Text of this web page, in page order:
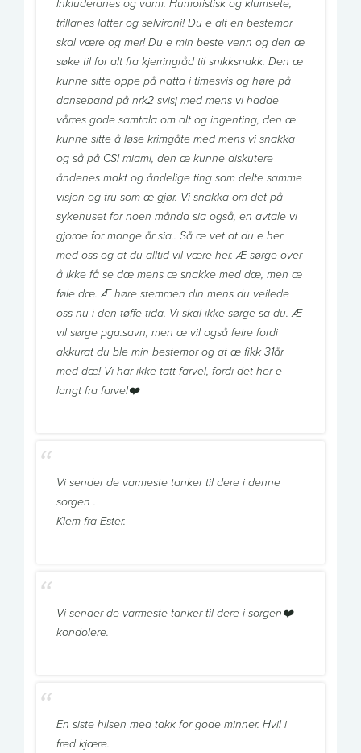
Inkluderanes og varm. Humoristisk og klumsete,
trillanes latter og selvironi! Du e alt en bestemor
skal være og mer! Du e min beste venn og den æ
søke til for alt fra kjerringråd til snikksnakk. Den æ
kunne sitte oppe på natta i timesvis og høre på
danseband på nrk2 svisj med mens vi hadde
vårres gode samtala om alt og ingenting, den æ
kunne sitte å løse krimgåte med mens vi snakka
og så på CSI miami, den æ kunne diskutere
åndenes makt og åndelige ting som delte samme
visjon og tru som æ gjør. Vi snakka om det på
sykehuset for noen månda sia også, en avtale vi
gjorde for mange år sia.. Så æ vet at du e her
med oss og at du alltid vil være her. Æ sørge over
å ikke få se dæ mens æ snakke med dæ, men æ
føle dæ. Æ høre stemmen din mens du veilede
oss nu i den tøffe tida. Vi skal ikke sørge sa du. Æ
vil sørge pga.savn, men æ vil også feire fordi
akkurat du ble min bestemor og at æ fikk 31år
med dæ! Vi har ikke tatt farvel, fordi det her e
langt fra farvel❤️
Vi sender de varmeste tanker til dere i denne
sorgen .
Klem fra Ester.
Vi sender de varmeste tanker til dere i sorgen❤️
kondolere.
En siste hilsen med takk for gode minner. Hvil i
fred kjære.